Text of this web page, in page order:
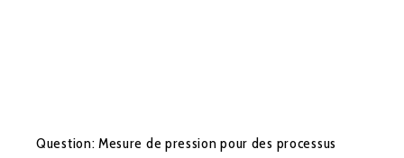
Question: Mesure de pression pour des processus